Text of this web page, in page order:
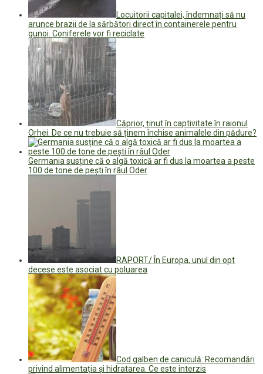
Locuitorii capitalei, îndemnați să nu
arunce brazii de la sărbători direct în containerele pentru
gunoi. Coniferele vor fi reciclate
Căprior, ținut în captivitate în raionul
Orhei. De ce nu trebuie să ținem închise animalele din pădure?
Germania susține că o algă toxică ar fi dus la moartea a peste
100 de tone de peşti în râul Oder
RAPORT/ În Europa, unul din opt
decese este asociat cu poluarea
Cod galben de caniculă: Recomandări
privind alimentația și hidratarea. Ce este interzis